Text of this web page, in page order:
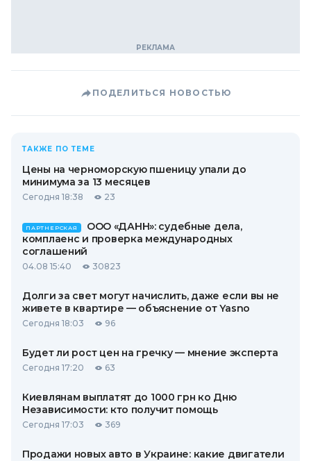
ПОДЕЛИТЬСЯ НОВОСТЬЮ
ТАКЖЕ ПО ТЕМЕ
Цены на черноморскую пшеницу упали до
минимума за 13 месяцев
Сегодня 18:38 23
ПАРТНЕРСКАЯ
ООО «ДАНН»: судебные дела,
комплаенс и проверка международных
соглашений
04.08 15:40 30823
Долги за свет могут начислить, даже если вы не
живете в квартире — объяснение от Yasno
Сегодня 18:03 96
Будет ли рост цен на гречку — мнение эксперта
Сегодня 17:20 63
Киевлянам выплатят до 1000 грн ко Дню
Независимости: кто получит помощь
Сегодня 17:03 369
Продажи новых авто в Украине: какие двигатели